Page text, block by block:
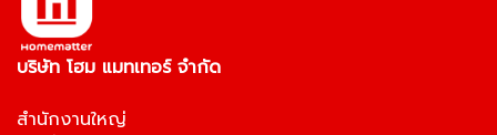
บริษัท โฮม แมทเทอร์ จำกัด
สำนักงานใหญ่